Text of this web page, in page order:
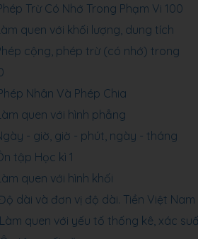
Trừ Có Nhớ Trong Phạm Vi 100
quen với khối lượng, dung tích
cộng, phép trừ (có nhớ) trong
Nhân Và Phép Chia
quen với hình phẳng
- giờ, giờ - phút, ngày - tháng
tập Học kì 1
quen với hình khối
Độ dài và đơn vị độ dài. Tiền Việt Nam
Làm quen với yếu tố thống kê, xác